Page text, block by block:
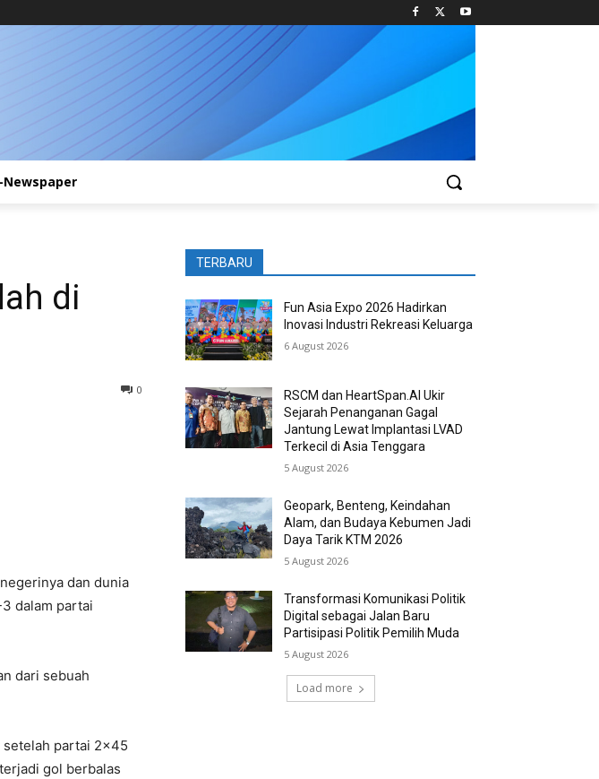
Newspaper
di
0
dan dunia
dalam partai
dari sebuah
setelah partai 2×45
gol berbalas
TERBARU
Fun Asia Expo 2026 Hadirkan
Inovasi Industri Rekreasi Keluarga
6 August 2026
RSCM dan HeartSpan.AI Ukir
Sejarah Penanganan Gagal
Jantung Lewat Implantasi LVAD
Terkecil di Asia Tenggara
5 August 2026
Geopark, Benteng, Keindahan
Alam, dan Budaya Kebumen Jadi
Daya Tarik KTM 2026
5 August 2026
Transformasi Komunikasi Politik
Digital sebagai Jalan Baru
Partisipasi Politik Pemilih Muda
5 August 2026
Load more